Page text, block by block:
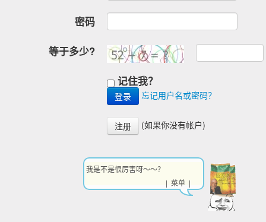
密码
等于多少?
记住我？
忘记用户名或密码？
注册 (如果你没有帐户)
我是不是很厉害呀～～？
| 菜单 |